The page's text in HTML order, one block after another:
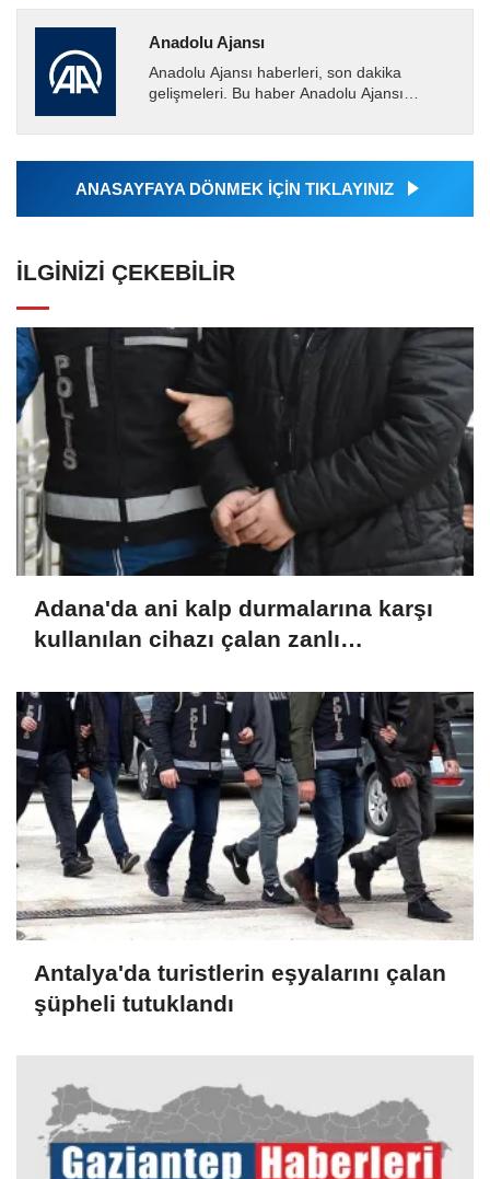
Anadolu Ajansı
Anadolu Ajansı haberleri, son dakika
gelişmeleri. Bu haber Anadolu Ajansı
tarafından geçilen tüm...
ANASAYFAYA DÖNMEK İÇİN TIKLAYINIZ
İLGINIZI ÇEKEBILIR
Adana'da ani kalp durmalarına karşı
kullanılan cihazı çalan zanlı
Antalya'da turistlerin eşyalarını çalan
şüpheli tutuklandı